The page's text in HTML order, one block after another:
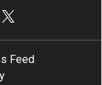
Feed